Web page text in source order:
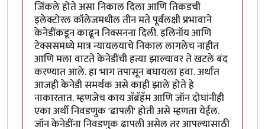
जिंकले होते असा निकाल दिला आणि तिकडची
इलेक्टोरल कॉलेजमधील तीन मते पूर्वलक्षी प्रभावाने
केनेडींकडून काढून निक्सनना दिली. इलिनॉय आणि
टेक्ससमध्ये मात्र न्यायलयाचे निकाल लागलेच नाहीत
आणि मला वाटते केनेडींची हत्या झाल्यावर ते खटले बंद
करण्यात आले. हा भाग तपासून बघायला हवा. अर्थात
आजही केनेडी समर्थक असे काही झाले होते हे
नाकारतात. म्हणजेच काय अ‍ॅब्रॅहॅम आणि जॉन दोघांनीही
एका अर्थी निवडणुक 'ढापली' होती असे म्हणता येईल.
जॉन केनेडींना निवडणुक ढापली असेल तर आपल्यासाठी